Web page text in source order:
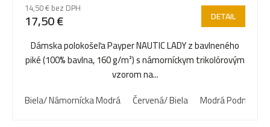
14,50 € bez DPH
17,50 € DETAIL
Dámska polokošeľa Payper NAUTIC LADY z bavlneného
piké (100% bavlna, 160 g/m²) s námorníckym trikolórovým
vzorom na...
Biela/ Námornícka Modrá
Červená/ Biela Modrá